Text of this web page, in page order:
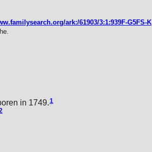
ark:/61903/3:1:939F-G5FS-K
in 1749.1